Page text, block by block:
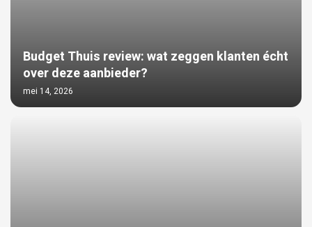
Budget Thuis review: wat zeggen klanten écht
over deze aanbieder?
mei 14, 2026